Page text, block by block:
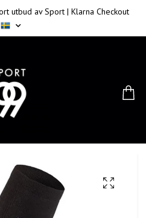
utbud av Sport | Klarna Checkout